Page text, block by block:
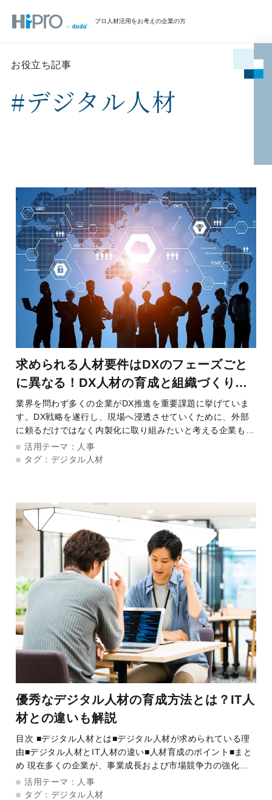
プロ人材活用をお考えの企業の方
お役立ち記事
#デジタル人材
求められる人材要件はDXのフェーズごと
に異なる！DX人材の育成と組織づくりの
ポイント
業界を問わず多くの企業がDX推進を重要課題に挙げていま
す。DX戦略を遂行し、現場へ浸透させていくために、外部
に頼るだけではなく内製化に取り組みたいと考える企業も増
えてきました。ただ、DX推進を担う人材の確保や育成は簡
単ではありません。最適な手法がわからないま
活用テーマ： 人事
タグ： デジタル人材
優秀なデジタル人材の育成方法とは？IT人
材との違いも解説
目次 ■デジタル人材とは■デジタル人材が求められている理
由■デジタル人材とIT人材の違い■人材育成のポイント■まと
め 現在多くの企業が、事業成長および市場競争力の強化に
向け、DX（デジタルトランスフォーメーション）の推進に
力を入れて
活用テーマ： 人事
タグ： デジタル人材